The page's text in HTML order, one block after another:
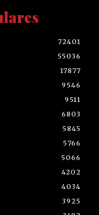
72401
55036
17877
9546
9511
6803
5845
5766
5066
4202
4034
3925